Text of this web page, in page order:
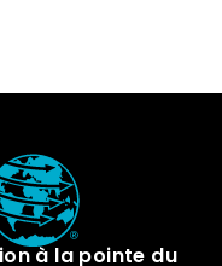
à la pointe du